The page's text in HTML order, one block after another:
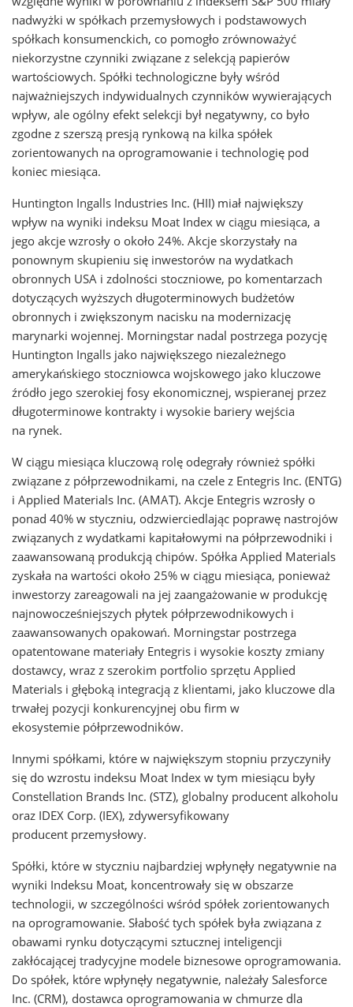
nadwyżki w spółkach przemysłowych i podstawowych
spółkach konsumenckich, co pomogło zrównoważyć
niekorzystne czynniki związane z selekcją papierów
wartościowych. Spółki technologiczne były wśród
najważniejszych indywidualnych czynników wywierających
wpływ, ale ogólny efekt selekcji był negatywny, co było
zgodne z szerszą presją rynkową na kilka spółek
zorientowanych na oprogramowanie i technologię pod
koniec miesiąca.
Huntington Ingalls Industries Inc. (HII) miał największy
wpływ na wyniki indeksu Moat Index w ciągu miesiąca, a
jego akcje wzrosły o około 24%. Akcje skorzystały na
ponownym skupieniu się inwestorów na wydatkach
obronnych USA i zdolności stoczniowe, po komentarzach
dotyczących wyższych długoterminowych budżetów
obronnych i zwiększonym nacisku na modernizację
marynarki wojennej. Morningstar nadal postrzega pozycję
Huntington Ingalls jako największego niezależnego
amerykańskiego stoczniowca wojskowego jako kluczowe
źródło jego szerokiej fosy ekonomicznej, wspieranej przez
długoterminowe kontrakty i wysokie bariery wejścia
na rynek.
W ciągu miesiąca kluczową rolę odegrały również spółki
związane z półprzewodnikami, na czele z Entegris Inc. (ENTG)
i Applied Materials Inc. (AMAT). Akcje Entegris wzrosły o
ponad 40% w styczniu, odzwierciedlając poprawę nastrojów
związanych z wydatkami kapitałowymi na półprzewodniki i
zaawansowaną produkcją chipów. Spółka Applied Materials
zyskała na wartości około 25% w ciągu miesiąca, ponieważ
inwestorzy zareagowali na jej zaangażowanie w produkcję
najnowocześniejszych płytek półprzewodnikowych i
zaawansowanych opakowań. Morningstar postrzega
opatentowane materiały Entegris i wysokie koszty zmiany
dostawcy, wraz z szerokim portfolio sprzętu Applied
Materials i głęboką integracją z klientami, jako kluczowe dla
trwałej pozycji konkurencyjnej obu firm w
ekosystemie półprzewodników.
Innymi spółkami, które w największym stopniu przyczyniły
się do wzrostu indeksu Moat Index w tym miesiącu były
Constellation Brands Inc. (STZ), globalny producent alkoholu
oraz IDEX Corp. (IEX), zdywersyfikowany
producent przemysłowy.
Spółki, które w styczniu najbardziej wpłynęły negatywnie na
wyniki Indeksu Moat, koncentrowały się w obszarze
technologii, w szczególności wśród spółek zorientowanych
na oprogramowanie. Słabość tych spółek była związana z
obawami rynku dotyczącymi sztucznej inteligencji
zakłócającej tradycyjne modele biznesowe oprogramowania.
Do spółek, które wpłynęły negatywnie, należały Salesforce
Inc. (CRM), dostawca oprogramowania w chmurze dla